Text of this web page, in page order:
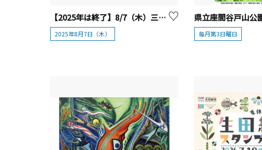
【2025年は終了】8/7（木）三浦市市制施行70周年記念 第45回三浦海岸納涼まつり花火大会
2025年8月7日（木） 毎月第3日曜日